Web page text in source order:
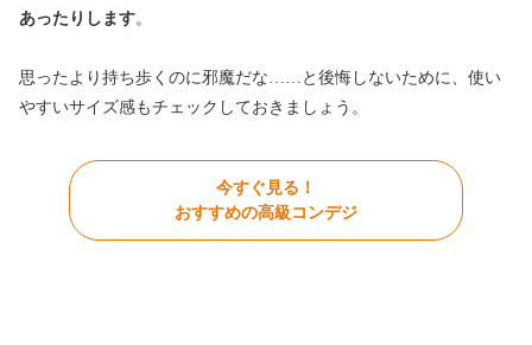
あったりします。
思ったより持ち歩くのに邪魔だな……と後悔しないために、使い
やすいサイズ感もチェックしておきましょう。
今すぐ見る！
おすすめの高級コンデジ